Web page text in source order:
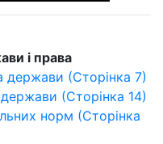
і права
держави (Сторінка 7)
(Сторінка 14)
норм (Сторінка